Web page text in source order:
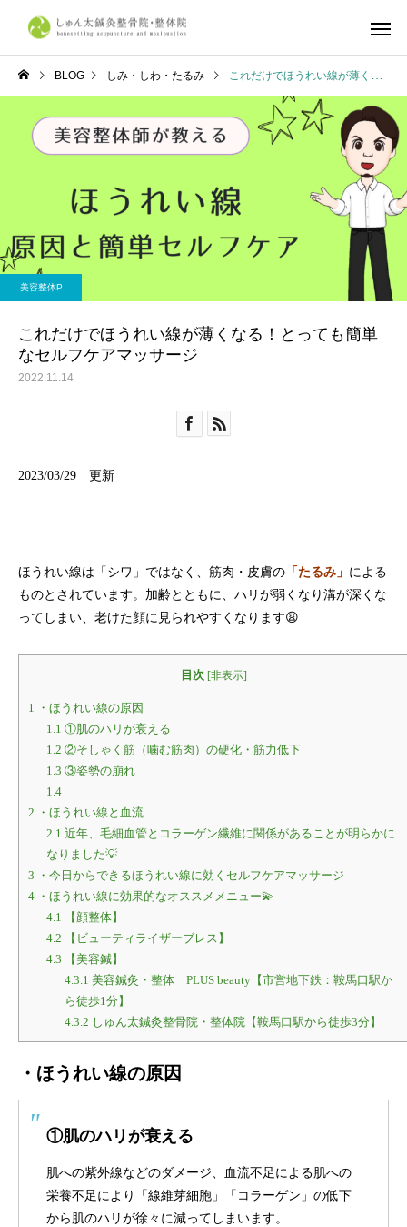
しゅん太式整体 筋肉・筋膜
産前・産後整体 鍼灸施
体の症状について
京都市で整体ならしゅん太
鍼灸整骨院・整体院へ
学生リカバリー整体｜
合・合宿・遠征後の疲
復とコンディショニン
BLOG しみ・しわ・たるみ これだけでほうれい線が薄くなる！とっても簡単なセルフケアマッサージ
美容整体P
これだけでほうれい線が薄くなる！とっても簡単
なセルフケアマッサージ
2022.11.14
2023/03/29 更新
ほうれい線は「シワ」ではなく、筋肉・皮膚の 「たるみ」 による
ものとされています。加齢とともに、ハリが弱くなり溝が深くな
ってしまい、老けた顔に見られやすくなります😩
目次 [非表示]
1 ・ほうれい線の原因
1.1 ①肌のハリが衰える
1.2 ②そしゃく筋（噛む筋肉）の硬化・筋力低下
1.3 ③姿勢の崩れ
1.4
2 ・ほうれい線と血流
2.1 近年、毛細血管とコラーゲン繊維に関係があることが明らかに
なりました💡
3 ・今日からできるほうれい線に効くセルフケアマッサージ
4 ・ほうれい線に効果的なオススメメニュー💫
4.1 【顔整体】
4.2 【ビューティライザーブレス】
4.3 【美容鍼】
4.3.1 美容鍼灸・整体 PLUS beauty【市営地下鉄：鞍馬口駅か
ら徒歩1分】
4.3.2 しゅん太鍼灸整骨院・整体院【鞍馬口駅から徒歩3分】
・ほうれい線の原因
①肌のハリが衰える
肌への紫外線などのダメージ、血流不足による肌への
栄養不足により「線維芽細胞」「コラーゲン」の低下
から肌のハリが徐々に減ってしまいます。